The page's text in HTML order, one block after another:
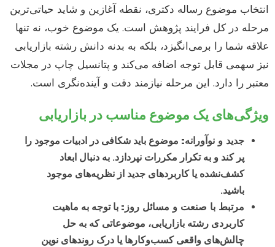
انتخاب موضوع رساله دکتری، نقطه آغازین و شاید حیاتی‌ترین
مرحله در کل فرایند پژوهش است. یک موضوع خوب، نه تنها
علاقه شما را برمی‌انگیزد، بلکه به بدنه دانش رشته بازاریابی
نیز سهمی قابل توجه اضافه می‌کند و پتانسیل چاپ در مجلات
معتبر را دارد. این مرحله نیازمند دقت و آینده‌نگری است.
ویژگی‌های یک موضوع مناسب در بازاریابی
جدید و نوآورانه: موضوع باید شکافی در ادبیات موجود را
پر کند و به تکرار مکررات نپردازد. به دنبال ابعاد
کشف‌نشده یا کاربردهای جدید از نظریه‌های موجود
باشید.
مرتبط با صنعت و مسائل روز: با توجه به ماهیت
کاربردی رشته بازاریابی، موضوعاتی که به حل
چالش‌های واقعی کسب‌وکارها یا درک روندهای نوین